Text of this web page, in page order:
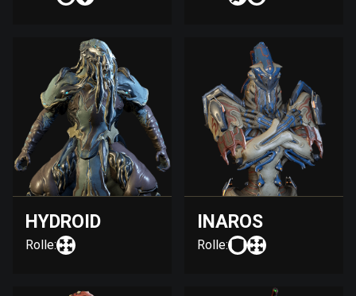
HYDROID
Rolle:
INAROS
Rolle: